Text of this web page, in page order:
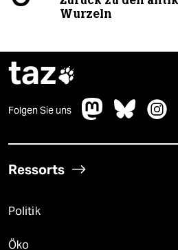
Wurzeln
taz
Folgen Sie uns
Ressorts
Politik
Öko